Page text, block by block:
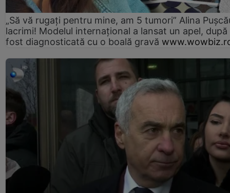
„Să vă rugați pentru mine, am 5 tumori” Alina
lacrimi! Modelul internațional a lansat un apel, după
fost diagnosticată cu o boală gravă